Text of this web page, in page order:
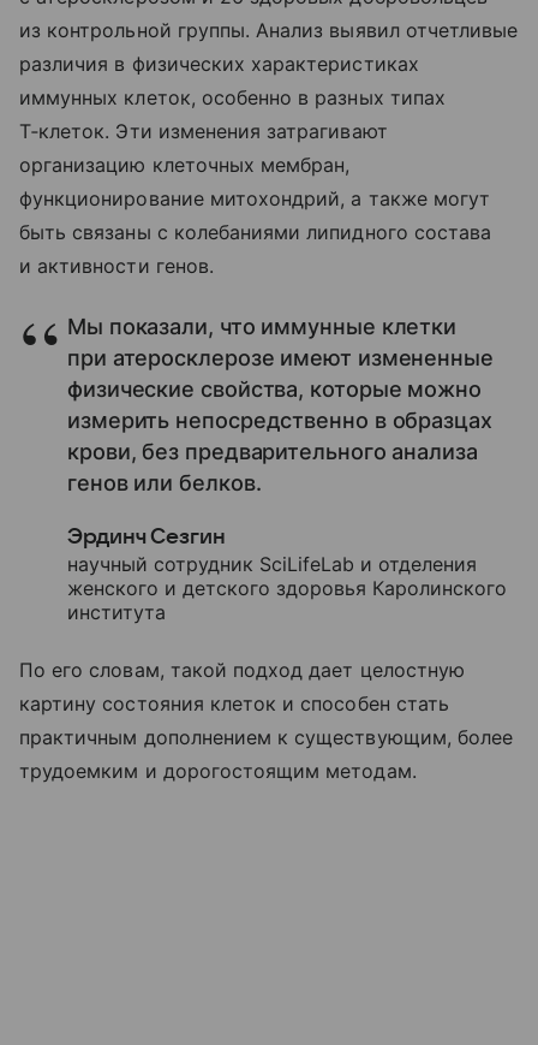
из контрольной группы. Анализ выявил отчетливые
различия в физических характеристиках
иммунных клеток, особенно в разных типах
Т‑клеток. Эти изменения затрагивают
организацию клеточных мембран,
функционирование митохондрий, а также могут
быть связаны с колебаниями липидного состава
и активности генов.
Мы показали, что иммунные клетки
при атеросклерозе имеют измененные
физические свойства, которые можно
измерить непосредственно в образцах
крови, без предварительного анализа
генов или белков.
Эрдинч Сезгин
научный сотрудник SciLifeLab и отделения
женского и детского здоровья Каролинского
института
По его словам, такой подход дает целостную
картину состояния клеток и способен стать
практичным дополнением к существующим, более
трудоемким и дорогостоящим методам.